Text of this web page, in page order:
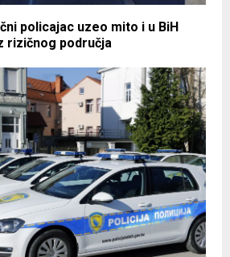
policajac uzeo mito i u BiH
rizičnog područja